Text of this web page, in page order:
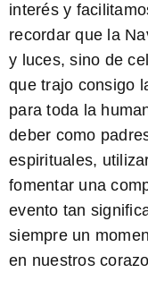
interés y
recordar que la
y luces, sino de
que trajo consigo
para toda la
deber como
espirituales,
fomentar una
evento tan
siempre un
en nuestros